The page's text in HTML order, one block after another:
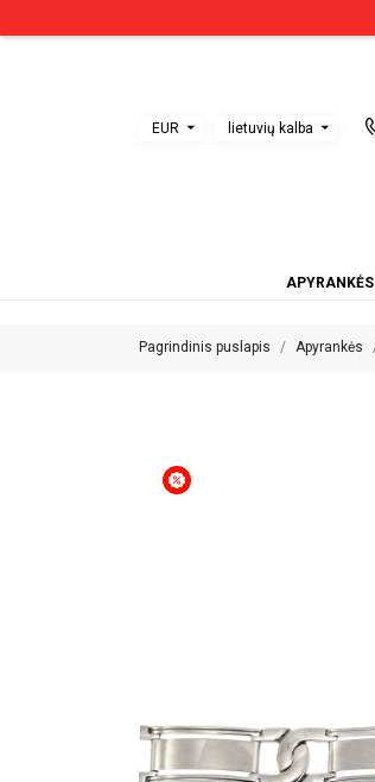
EUR lietuvių kalba
APYRANKĖS
Pagrindinis puslapis Apyrankės